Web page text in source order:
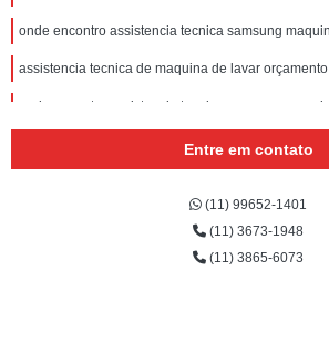
onde encontro assistencia tecnica samsung
assistencia tecnica de maquina de lavar
onde encontro assistencia tecnica samsung
samsung maquina de lavar assistencia tecnica
assistencia tecnica maquina lavar samsung
assistencia tecnica de maquina de lavar cotar
Entre em contato
(11) 99652-1401
(11) 3673-1948
(11) 3865-6073